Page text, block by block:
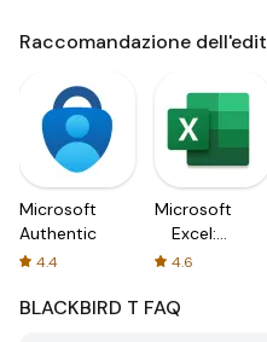
Raccomandazione
Microsoft
Authenticator
4.4
Microsoft
Excel:
Spreadsheets
4.6
BLACKBIRD T FAQ